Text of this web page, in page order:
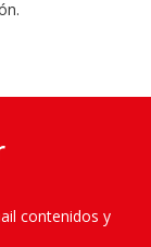
contenidos y